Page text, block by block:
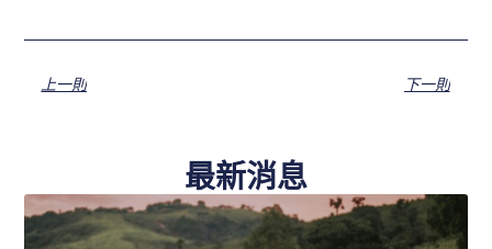
上一則 下一則
最新消息